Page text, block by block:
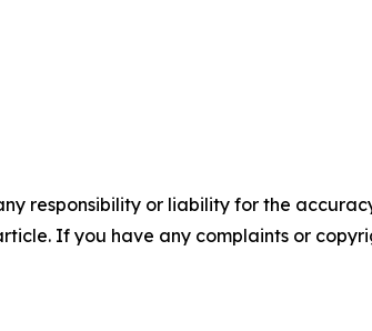
responsibility or liability for the
If you have any complaints or